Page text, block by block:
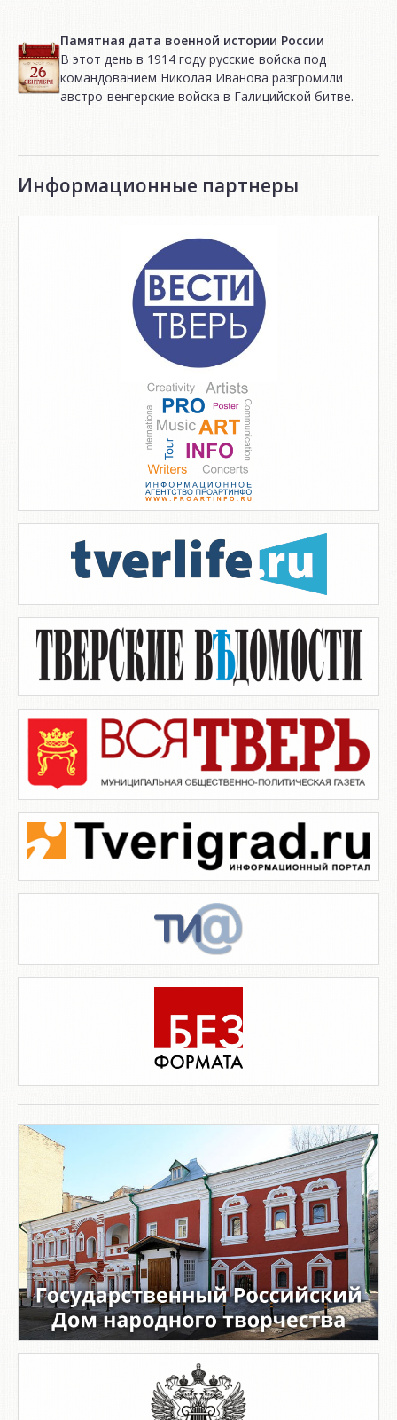
Памятная дата военной истории России
В этот день в 1914 году русские войска под
командованием Николая Иванова разгромили
австро-венгерские войска в Галицийской битве.
Информационные партнеры